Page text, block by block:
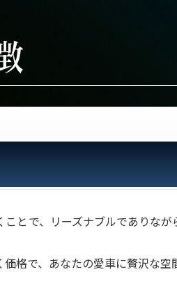
とで、リーズナブルでありな
格で、あなたの愛車に贅沢な空